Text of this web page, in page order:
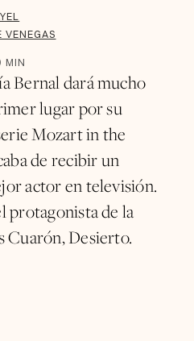
VENEGAS
MIN
Bernal dará mucho
lugar por su
Mozart in the
de recibir un
actor en televisión.
protagonista de la
Cuarón, Desierto.